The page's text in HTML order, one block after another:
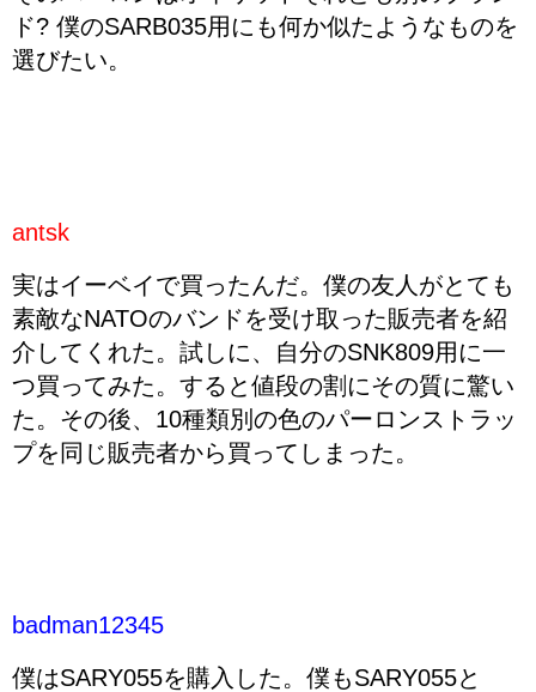
ド? 僕のSARB035用にも何か似たようなものを
選びたい。
antsk
実はイーベイで買ったんだ。僕の友人がとても
素敵なNATOのバンドを受け取った販売者を紹
介してくれた。試しに、自分のSNK809用に一
つ買ってみた。すると値段の割にその質に驚い
た。その後、10種類別の色のパーロンストラッ
プを同じ販売者から買ってしまった。
badman12345
僕はSARY055を購入した。僕もSARY055と